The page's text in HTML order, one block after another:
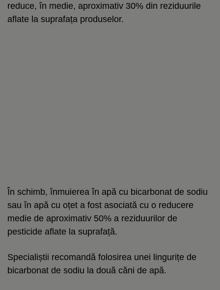
reduce, în medie, aproximativ 30% din reziduurile
aflate la suprafața produselor.
În schimb, înmuierea în apă cu bicarbonat de sodiu
sau în apă cu oțet a fost asociată cu o reducere
medie de aproximativ 50% a reziduurilor de
pesticide aflate la suprafață.
Specialiștii recomandă folosirea unei lingurițe de
bicarbonat de sodiu la două căni de apă.